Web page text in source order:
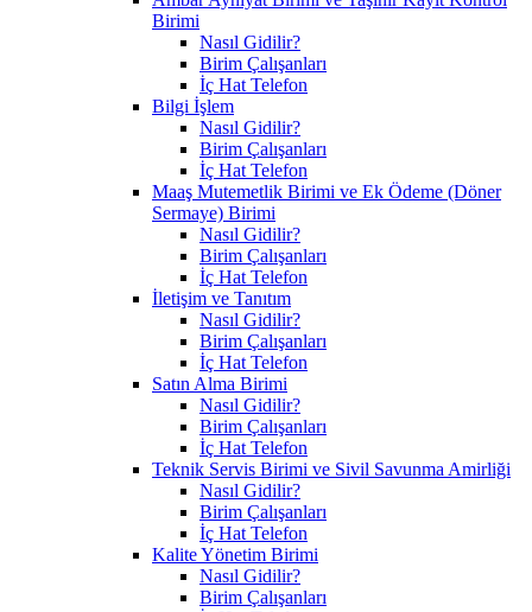
Birimi
Nasıl Gidilir?
Birim Çalışanları
İç Hat Telefon
Bilgi İşlem
Nasıl Gidilir?
Birim Çalışanları
İç Hat Telefon
Maaş Mutemetlik Birimi ve Ek Ödeme (Döner
Sermaye) Birimi
Nasıl Gidilir?
Birim Çalışanları
İç Hat Telefon
İletişim ve Tanıtım
Nasıl Gidilir?
Birim Çalışanları
İç Hat Telefon
Satın Alma Birimi
Nasıl Gidilir?
Birim Çalışanları
İç Hat Telefon
Teknik Servis Birimi ve Sivil Savunma Amirliği
Nasıl Gidilir?
Birim Çalışanları
İç Hat Telefon
Kalite Yönetim Birimi
Nasıl Gidilir?
Birim Çalışanları